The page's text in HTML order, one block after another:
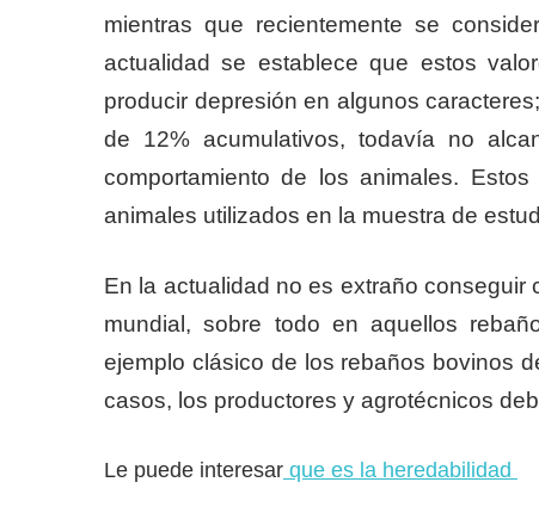
mientras que recientemente se
actualidad se establece que estos
producir depresión en algunos
de 12% acumulativos, todavía no
comportamiento de los animales.
animales utilizados en la muestra de
En la actualidad no es extraño
mundial, sobre todo en aquellos
ejemplo clásico de los rebaños bovinos
casos, los productores y agrotécnicos
Le puede interesar que es la heredabilidad